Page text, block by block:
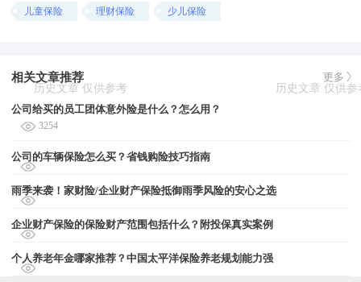
儿童保险 理财保险 少儿保险
相关文章推荐 更多
公司给买的员工团体意外险是什么？怎么用？
3254
公司的车辆保险怎么买？省钱购险技巧指南
雨季来袭！家财险/企业财产保险抵御雨季风险的安心之选
企业财产保险的保险财产范围包括什么？附投保真实案例
个人养老年金哪家推荐？中国太平洋保险养老规划能力强